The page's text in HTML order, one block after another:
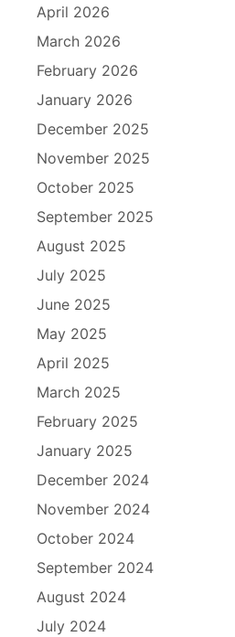
April 2026
March 2026
February 2026
January 2026
December 2025
November 2025
October 2025
September 2025
August 2025
July 2025
June 2025
May 2025
April 2025
March 2025
February 2025
January 2025
December 2024
November 2024
October 2024
September 2024
August 2024
July 2024